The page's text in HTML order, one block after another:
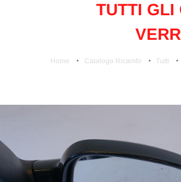
TUTTI GLI
Home Catalogo Ricambi Tutti